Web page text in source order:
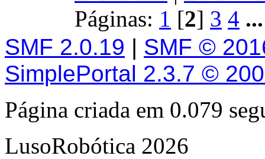
Páginas: 1 [2] 3 4
SMF 2.0.19 | SMF ©
SimplePortal 2.3.7 ©
Página criada em 0.079
LusoRobótica 2026